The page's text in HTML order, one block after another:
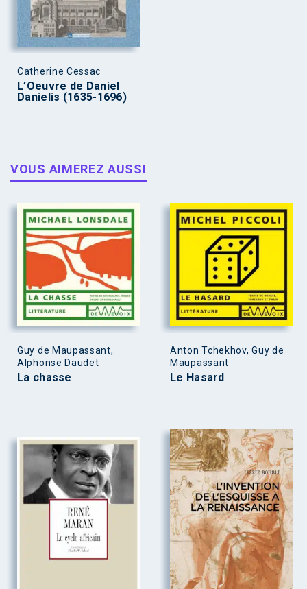
Catherine Cessac
L’Oeuvre de Daniel
Danielis (1635-1696)
VOUS AIMEREZ AUSSI
Guy de Maupassant,
Alphonse Daudet
La chasse
Anton Tchekhov, Guy de
Maupassant
Le Hasard